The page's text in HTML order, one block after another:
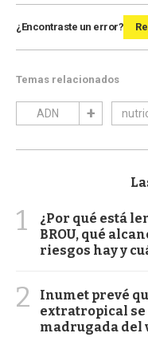
¿Encontraste un error?
Temas relacionados
ADN
1
¿Por qué está
BROU, qué
riesgos hay y
2
Inumet prevé
extratropical se
madrugada del